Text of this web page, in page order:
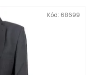
Kód: 68699